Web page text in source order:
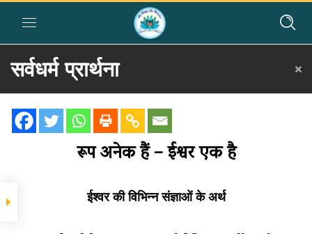
Home»Courses»Group I»
सर्वधर्म प्रार्थना
गतिविधि
चित्र वर्णन
रूप अनेक हैं – ईश्वर एक है
ईश्वर की विभिन्न संज्ञाओं के अर्थ